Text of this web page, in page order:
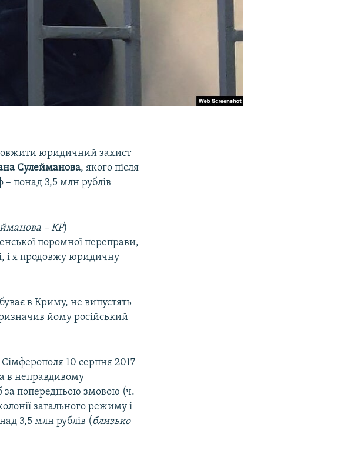
юридичний захист
Сулейманова, якого після
– понад 3,5 млн рублів
– КР)
поромної переправи,
і я продовжу юридичну
в Криму, не випустять
йому російський
10 серпня 2017
в неправдивому
за попередньою змовою (ч.
загального режиму і
3,5 млн рублів ( близько